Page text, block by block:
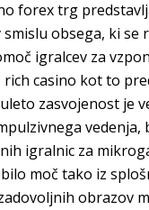
forex trg
obsega, ki se
igralcev za
rich casino kot to
zasvojenost je
vedenja,
igralnic za
moč tako iz
obrazov